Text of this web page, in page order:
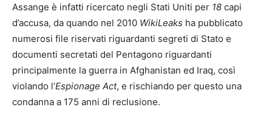
Assange è infatti ricercato negli Stati Uniti per 18 capi
d’accusa, da quando nel 2010 WikiLeaks ha pubblicato
numerosi file riservati riguardanti segreti di Stato e
documenti secretati del Pentagono riguardanti
principalmente la guerra in Afghanistan ed Iraq, così
violando l’Espionage Act, e rischiando per questo una
condanna a 175 anni di reclusione.